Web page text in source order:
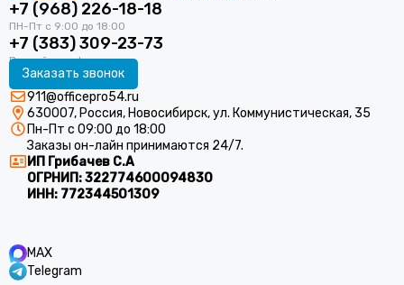
+7 (968) 226-18-18
+7 (383) 309-23-73
Заказать звонок
911@officepro54.ru
630007, Россия, Новосибирск, ул. Коммунистическая, 35
Пн-Пт с 09:00 до 18:00
Заказы он-лайн принимаются 24/7.
ИП Грибачев С.А
ОГРНИП:322774600094830
ИНН: 772344501309
MAX
Telegram